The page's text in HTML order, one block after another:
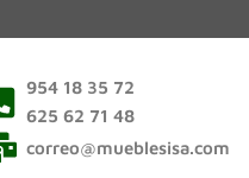
954 18 35 72
625 62 71 48
correo@mueblesisa.com